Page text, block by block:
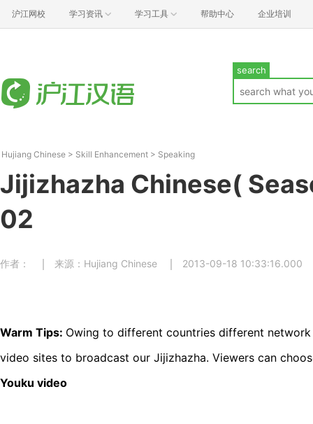
沪江网校 学习资讯 学习工具 帮助中心 企业培训
search
Hujiang Chinese > Skill Enhancement > Speaking
Jijizhazha Chinese(
02
作者： 来源：Hujiang Chinese 2013-09-18 10:33:16.000
Warm Tips: Owing to different countries different
video sites to broadcast our Jijizhazha. Viewers can
Youku video